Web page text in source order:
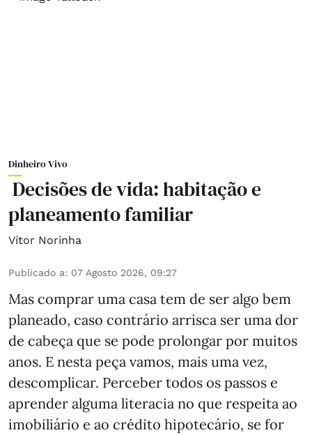
Dinheiro Vivo
Decisões de vida: habitação e
planeamento familiar
Vítor Norinha
Publicado a: 07 Agosto 2026, 09:27
Mas comprar uma casa tem de ser algo bem
planeado, caso contrário arrisca ser uma dor
de cabeça que se pode prolongar por muitos
anos. E nesta peça vamos, mais uma vez,
descomplicar. Perceber todos os passos e
aprender alguma literacia no que respeita ao
imobiliário e ao crédito hipotecário, se for